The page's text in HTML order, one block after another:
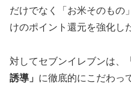
だけでなく「お米そのもの
けのポイント還元を強化し
対してセブンイレブンは、
誘導」 に徹底的にこだわっ